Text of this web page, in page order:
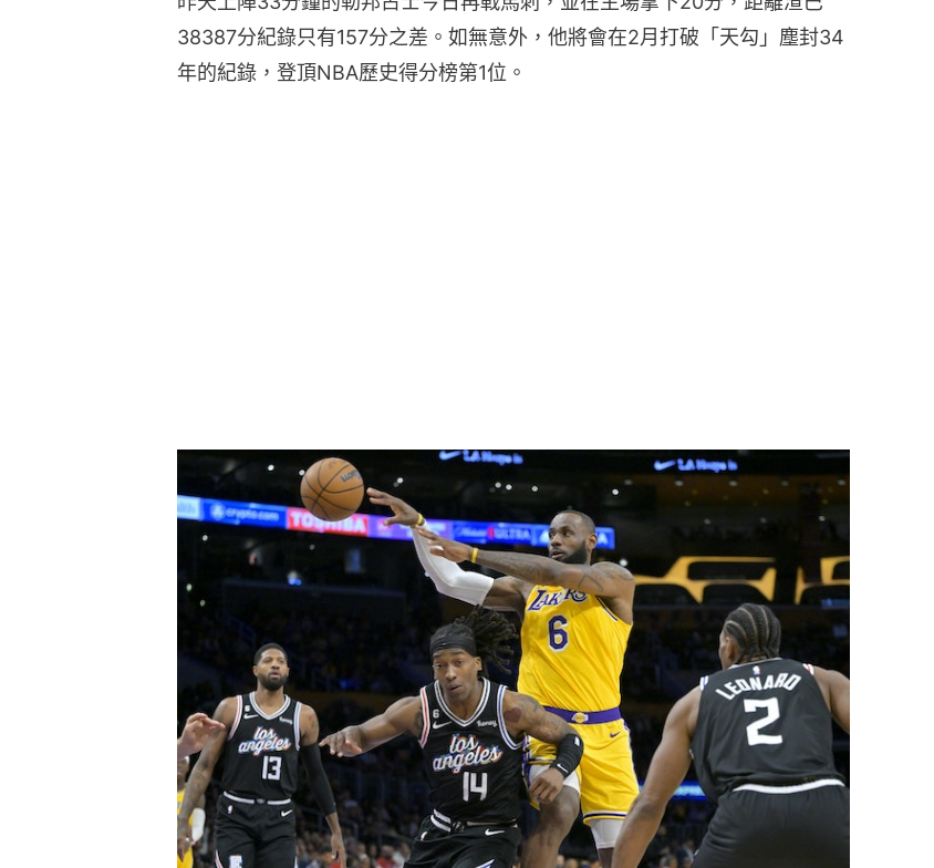
假若表現持續，勒邦占士有望在2月打破「天勾」塵封多年紀錄。（路透社）
NBA｜勒邦占士遭應屆探花一句話擊敗 賽後自白：我真的老了
NBA｜勒邦占士成最年輕38000分先生 距歷史得分王只剩一步之遙
世界盃｜美國記者採訪時猝逝 空置傳媒席仍留給他 勒邦占士哀悼